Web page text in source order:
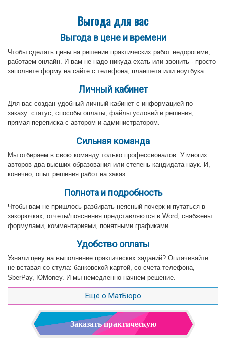
Выгода для вас
Выгода в цене и времени
Чтобы сделать цены на решение практических работ недорогими,
работаем онлайн. И вам не надо никуда ехать или звонить - просто
заполните форму на сайте с телефона, планшета или ноутбука.
Личный кабинет
Для вас создан удобный личный кабинет с информацией по
заказу: статус, способы оплаты, файлы условий и решения,
прямая переписка с автором и администратором.
Сильная команда
Мы отбираем в свою команду только профессионалов. У многих
авторов два высших образования или степень кандидата наук. И,
конечно, опыт решения работ на заказ.
Полнота и подробность
Чтобы вам не пришлось разбирать неясный почерк и путаться в
закорючках, отчеты/пояснения представляются в Word, снабжены
формулами, комментариями, понятными графиками.
Удобство оплаты
Узнали цену на выполнение практических заданий? Оплачивайте
не вставая со стула: банковской картой, со счета телефона,
SberPay, ЮMoney. И мы немедленно начнем решение.
Ещё о МатБюро
Заказать практическую